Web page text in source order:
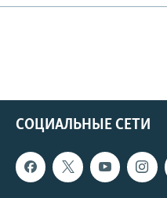
СОЦИАЛЬНЫЕ СЕТИ